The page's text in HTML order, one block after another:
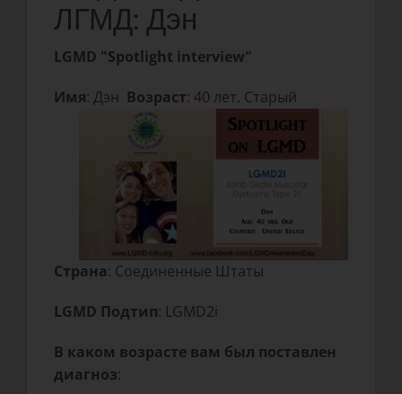
ЛГМД: Дэн
LGMD "Spotlight interview"
Имя: Дэн Возраст: 40 лет. Старый
Страна: Соединенные Штаты
LGMD Подтип: LGMD2i
В каком возрасте вам был поставлен
диагноз: